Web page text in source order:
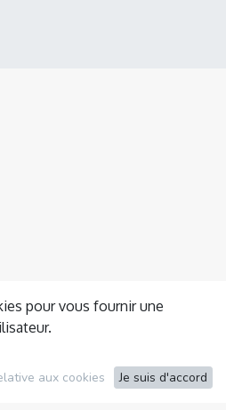
pour vous fournir une
aux cookies Je suis d'accord